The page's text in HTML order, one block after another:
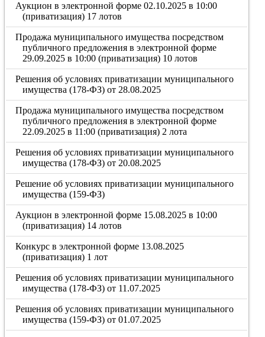
Аукцион в электронной форме 02.10.2025 в 10:00
(приватизация) 17 лотов
Продажа муниципального имущества посредством
публичного предложения в электронной форме
29.09.2025 в 10:00 (приватизация) 10 лотов
Решения об условиях приватизации муниципального
имущества (178-ФЗ) от 28.08.2025
Продажа муниципального имущества посредством
публичного предложения в электронной форме
22.09.2025 в 11:00 (приватизация) 2 лота
Решения об условиях приватизации муниципального
имущества (178-ФЗ) от 20.08.2025
Решение об условиях приватизации муниципального
имущества (159-ФЗ)
Аукцион в электронной форме 15.08.2025 в 10:00
(приватизация) 14 лотов
Конкурс в электронной форме 13.08.2025
(приватизация) 1 лот
Решения об условиях приватизации муниципального
имущества (178-ФЗ) от 11.07.2025
Решения об условиях приватизации муниципального
имущества (159-ФЗ) от 01.07.2025